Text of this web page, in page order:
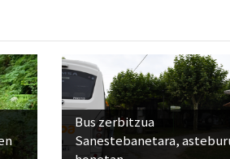
Bus zerbitzua
Sanestebanetara,